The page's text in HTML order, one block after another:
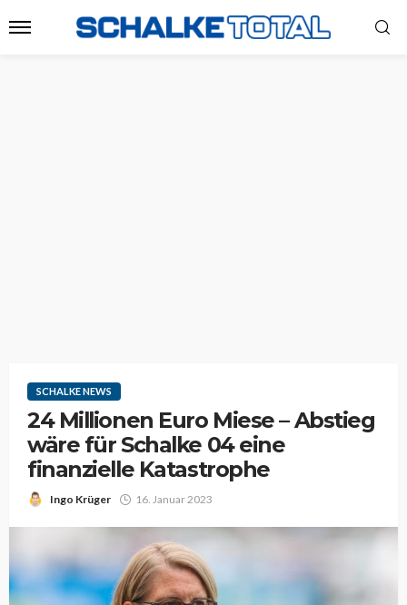
SCHALKE NEWS
24 Millionen Euro Miese – Abstieg
wäre für Schalke 04 eine
finanzielle Katastrophe
Ingo Krüger 16. Januar 2023